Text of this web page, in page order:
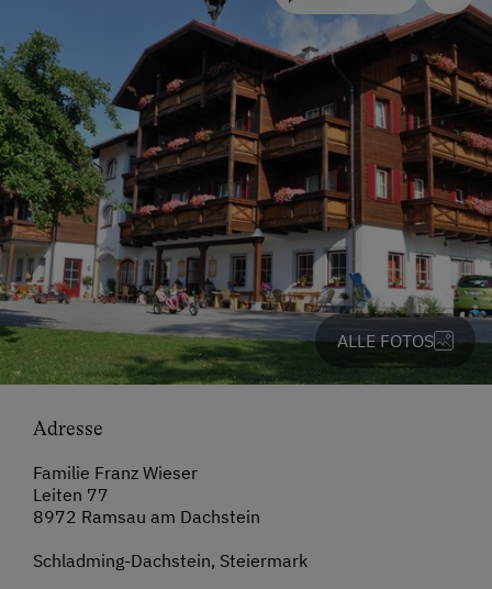
ALLE FOTOS
Adresse
Familie Franz Wieser
Leiten 77
8972 Ramsau am Dachstein
Schladming-Dachstein, Steiermark